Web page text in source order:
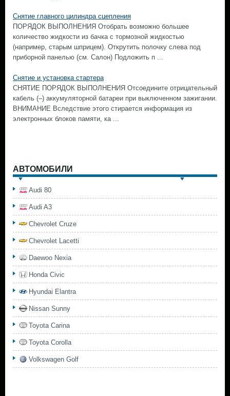
Снятие главного цилиндра сцепления
ПОРЯДОК ВЫПОЛНЕНИЯ Отобрать возможно большее
количество жидкости из бачка с тормозной жидкостью
(например, старым шприцем). Открутить полочку слева под
приборной панелью (см. Салон) Подложить п ...
Снятие и установка стартера
СНЯТИЕ ПОРЯДОК ВЫПОЛНЕНИЯ Отсоедините отрицательный
кабель (–) аккумуляторной батареи при выключенном зажигании.
ВНИМАНИЕ Вследствие этого стирается информация из
электронных блоков памяти, ка ...
АВТОМОБИЛИ
Audi 80
Audi A3
Chevrolet Cruze
Chevrolet Lacetti
Daewoo Nexia
Honda Civic
Hyundai Elantra
Nissan Sunny
Toyota Carina
Toyota Corolla
Volkswagen Golf